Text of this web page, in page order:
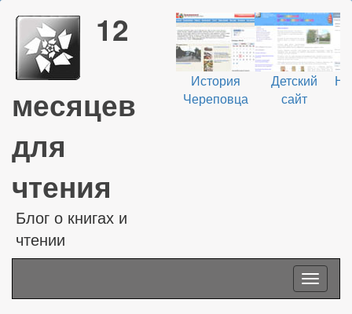
12
месяцев
для
чтения
Блог о книгах и
чтении
История
Череповца
Детский
сайт
Toggle